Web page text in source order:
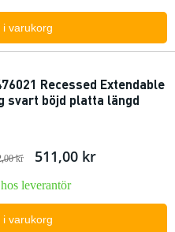
i varukorg
Recessed Extendable
svart böjd platta längd
kr 511,00 kr
leverantör
i varukorg